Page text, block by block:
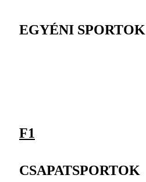
EGYÉNI SPORTOK
F1
CSAPATSPORTOK